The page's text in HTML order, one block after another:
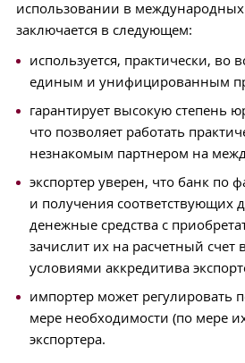
использовании в международных
заключается в следующем:
используется, практически, во
единым и унифицированным
гарантирует высокую степень
что позволяет работать
незнакомым партнером на
экспортер уверен, что банк по
и получения соответствующих
денежные средства с
зачислит их на расчетный счет
условиями аккредитива
импортер может регулировать
мере необходимости (по мере
экспортера.